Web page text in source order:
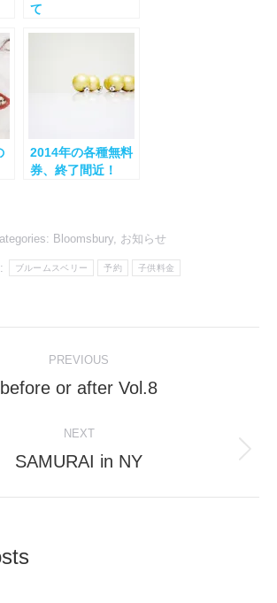
て
2014年の各種無料
券、終了間近！
Bloomsbury お知らせ
ブルームスベリー 予約 子供料金
PREVIOUS
Previous
before or after Vol.8
NEXT
Next
SAMURAI in NY